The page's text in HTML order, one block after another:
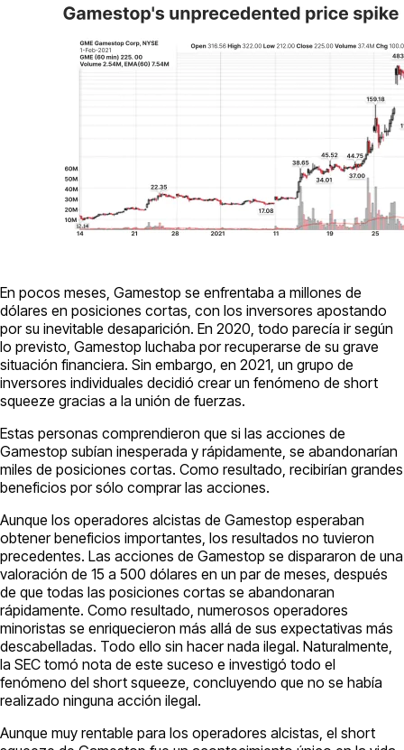
En pocos meses, Gamestop se enfrentaba a millones de
dólares en posiciones cortas, con los inversores apostando
por su inevitable desaparición. En 2020, todo parecía ir según
lo previsto, Gamestop luchaba por recuperarse de su grave
situación financiera. Sin embargo, en 2021, un grupo de
inversores individuales decidió crear un fenómeno de short
squeeze gracias a la unión de fuerzas.
Estas personas comprendieron que si las acciones de
Gamestop subían inesperada y rápidamente, se abandonarían
miles de posiciones cortas. Como resultado, recibirían grandes
beneficios por sólo comprar las acciones.
Aunque los operadores alcistas de Gamestop esperaban
obtener beneficios importantes, los resultados no tuvieron
precedentes. Las acciones de Gamestop se dispararon de una
valoración de 15 a 500 dólares en un par de meses, después
de que todas las posiciones cortas se abandonaran
rápidamente. Como resultado, numerosos operadores
minoristas se enriquecieron más allá de sus expectativas más
descabelladas. Todo ello sin hacer nada ilegal. Naturalmente,
la SEC tomó nota de este suceso e investigó todo el
fenómeno del short squeeze, concluyendo que no se había
realizado ninguna acción ilegal.
Aunque muy rentable para los operadores alcistas, el short